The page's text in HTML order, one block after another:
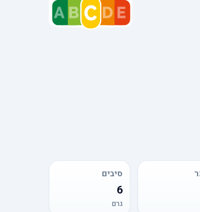
סיבים
6
גרם